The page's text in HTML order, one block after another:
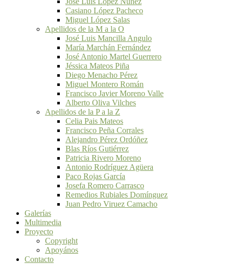
Casiano López Pacheco
Miguel López Salas
Apellidos de la M a la O
José Luis Mancilla Angulo
María Marchán Fernández
José Antonio Martel Guerrero
Jéssica Mateos Piña
Diego Menacho Pérez
Miguel Montero Román
Francisco Javier Moreno Valle
Alberto Oliva Vilches
Apellidos de la P a la Z
Celia Pais Mateos
Francisco Peña Corrales
Alejandro Pérez Ordóñez
Blas Ríos Gutiérrez
Patricia Rivero Moreno
Antonio Rodríguez Agüera
Paco Rojas García
Josefa Romero Carrasco
Remedios Rubiales Domínguez
Juan Pedro Viruez Camacho
Galerías
Multimedia
Proyecto
Copyright
Apoyános
Contacto